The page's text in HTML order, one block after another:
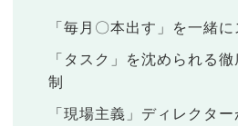
「毎月〇本出す」を一緒
「タスク」を沈められる
制
「現場主義」ディレクタ